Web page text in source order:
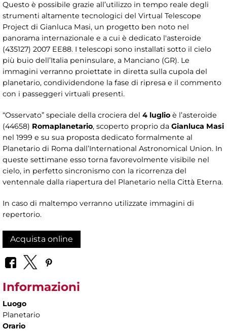
Questo è possibile grazie all’utilizzo in tempo reale degli
strumenti altamente tecnologici del Virtual Telescope
Project di Gianluca Masi, un progetto ben noto nel
panorama internazionale e a cui è dedicato l'asteroide
(435127) 2007 EE88. I telescopi sono installati sotto il cielo
più buio dell’Italia peninsulare, a Manciano (GR). Le
immagini verranno proiettate in diretta sulla cupola del
planetario, condividendone la fase di ripresa e il commento
con i passeggeri virtuali presenti.
“Osservato” speciale della crociera del 4 luglio è l’asteroide
(44658) Romaplanetario, scoperto proprio da Gianluca Masi
nel 1999 e su sua proposta dedicato formalmente al
Planetario di Roma dall’International Astronomical Union. In
queste settimane esso torna favorevolmente visibile nel
cielo, in perfetto sincronismo con la ricorrenza del
ventennale dalla riapertura del Planetario nella Città Eterna.
In caso di maltempo verranno utilizzate immagini di
repertorio.
Acquista online
Informazioni
Luogo
Planetario
Orario